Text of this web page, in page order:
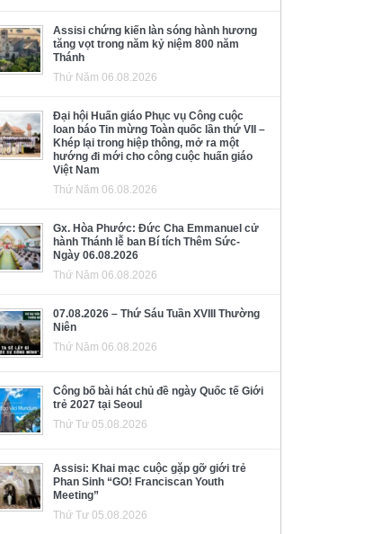
Assisi chứng kiến làn sóng hành hương
tăng vọt trong năm kỷ niệm 800 năm
Thánh
Thứ Năm 06.08.2026
Đại hội Huấn giáo Phục vụ Công cuộc
loan báo Tin mừng Toàn quốc lần thứ VII –
Khép lại trong hiệp thông, mở ra một
hướng đi mới cho công cuộc huấn giáo
Việt Nam
Thứ Năm 06.08.2026
Gx. Hòa Phước: Đức Cha Emmanuel cử
hành Thánh lễ ban Bí tích Thêm Sức-
Ngày 06.08.2026
Thứ Năm 06.08.2026
07.08.2026 – Thứ Sáu Tuần XVIII Thường
Niên
Thứ Năm 06.08.2026
Công bố bài hát chủ đề ngày Quốc tế Giới
trẻ 2027 tại Seoul
Thứ Tư 05.08.2026
Assisi: Khai mạc cuộc gặp gỡ giới trẻ
Phan Sinh “GO! Franciscan Youth
Meeting”
Thứ Tư 05.08.2026